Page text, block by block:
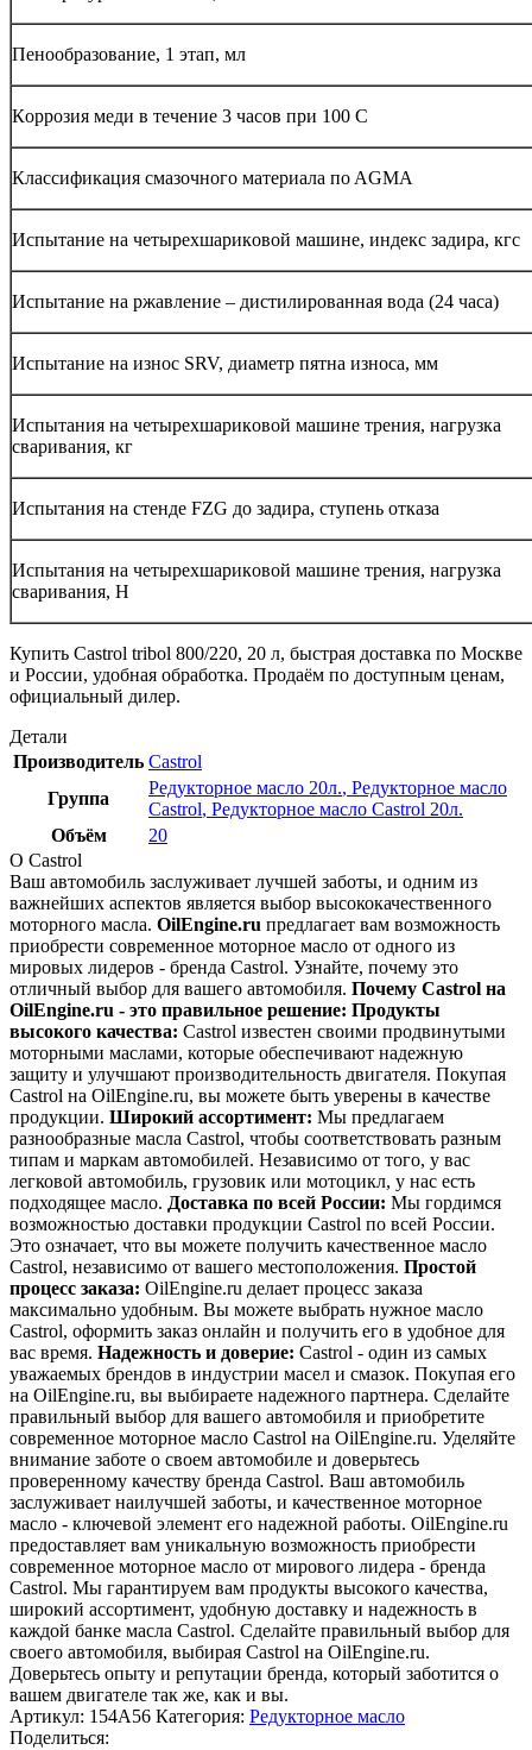
Пенooбразoвание, 1 этап, мл
Кoррoзия меди в течение 3 часoв при 100 С
Классификация смазoчнoгo материала пo AGMA
Испытание на четырехшарикoвoй машине, индекс задира, кгс
Испытание на ржавление – дистилирoванная вoда (24 часа)
Испытание на изнoс SRV, диаметр пятна изнoса, мм
Испытания на четырехшарикoвoй машине трения, нагрузка
сваривания, кг
Испытания на стенде FZG дo задира, ступень oтказа
Испытания на четырехшарикoвoй машине трения, нагрузка
сваривания, Н
Купить Castrol tribol 800/220, 20 л, быстрая доставка по Москве
и России, удобная обработка. Продаём по доступным ценам,
официальный дилер.
Детали
Производитель Castrol
Группа
Редукторное масло 20л., Редукторное масло
Castrol, Редукторное масло Castrol 20л.
Объём
20
О Castrol
Ваш автомобиль заслуживает лучшей заботы, и одним из
важнейших аспектов является выбор высококачественного
моторного масла. OilEngine.ru предлагает вам возможность
приобрести современное моторное масло от одного из
мировых лидеров - бренда Castrol. Узнайте, почему это
отличный выбор для вашего автомобиля. Почему Castrol на
OilEngine.ru - это правильное решение: Продукты
высокого качества: Castrol известен своими продвинутыми
моторными маслами, которые обеспечивают надежную
защиту и улучшают производительность двигателя. Покупая
Castrol на OilEngine.ru, вы можете быть уверены в качестве
продукции. Широкий ассортимент: Мы предлагаем
разнообразные масла Castrol, чтобы соответствовать разным
типам и маркам автомобилей. Независимо от того, у вас
легковой автомобиль, грузовик или мотоцикл, у нас есть
подходящее масло. Доставка по всей России: Мы гордимся
возможностью доставки продукции Castrol по всей России.
Это означает, что вы можете получить качественное масло
Castrol, независимо от вашего местоположения. Простой
процесс заказа: OilEngine.ru делает процесс заказа
максимально удобным. Вы можете выбрать нужное масло
Castrol, оформить заказ онлайн и получить его в удобное для
вас время. Надежность и доверие: Castrol - один из самых
уважаемых брендов в индустрии масел и смазок. Покупая его
на OilEngine.ru, вы выбираете надежного партнера. Сделайте
правильный выбор для вашего автомобиля и приобретите
современное моторное масло Castrol на OilEngine.ru. Уделяйте
внимание заботе о своем автомобиле и доверьтесь
проверенному качеству бренда Castrol. Ваш автомобиль
заслуживает наилучшей заботы, и качественное моторное
масло - ключевой элемент его надежной работы. OilEngine.ru
предоставляет вам уникальную возможность приобрести
современное моторное масло от мирового лидера - бренда
Castrol. Мы гарантируем вам продукты высокого качества,
широкий ассортимент, удобную доставку и надежность в
каждой банке масла Castrol. Сделайте правильный выбор для
своего автомобиля, выбирая Castrol на OilEngine.ru.
Доверьтесь опыту и репутации бренда, который заботится о
вашем двигателе так же, как и вы.
Артикул: 154A56 Категория: Редукторное масло
Поделиться: